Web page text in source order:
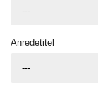
---
Anredetitel
---